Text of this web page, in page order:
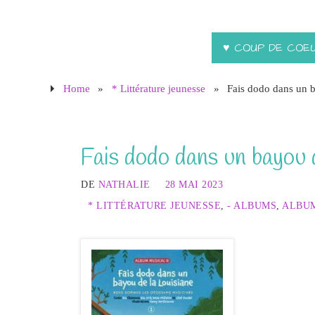
♥ COUP DE
Home » * Littérature jeunesse » Fais dodo dans un
Fais dodo dans un
DE NATHALIE
28 MAI 2023
* LITTÉRATURE JEUNESSE
- ALBUMS